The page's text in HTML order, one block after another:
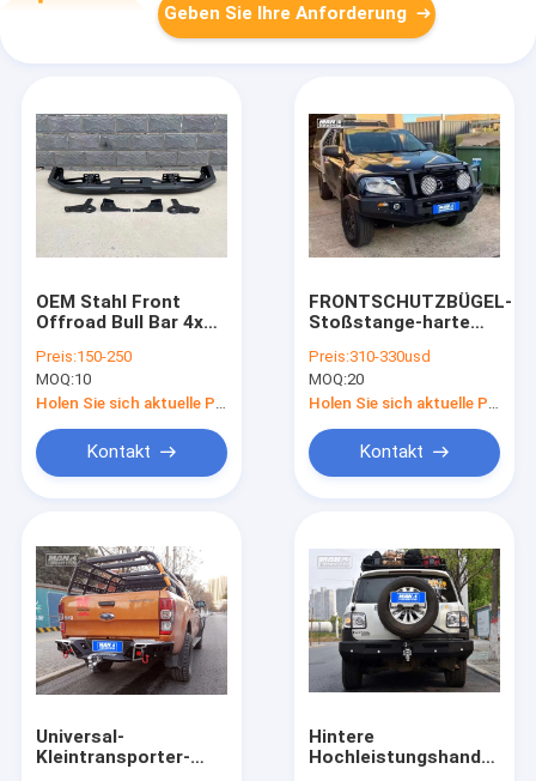
Geben Sie Ihre Anforderung
OEM Stahl Front
Offroad Bull Bar 4x4
T90
Preis:150-250
MOQ:10
Kontakt
FRONTSCHUTZBÜGEL-
Stoßstange-harte
2004-2016
Rückseiten-Mazdas
BT50 Stahl
Preis:310-330usd
MOQ:20
Kontakt
Universal-
Kleintransporter-
Hintere